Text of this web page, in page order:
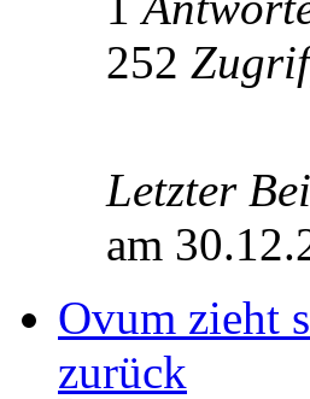
252
Letzter
am
Ovum zieht
zurück